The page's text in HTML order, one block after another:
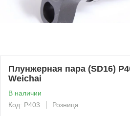
Плунжерная пара (SD16)
Weichai
В наличии
Код: P403
Розница